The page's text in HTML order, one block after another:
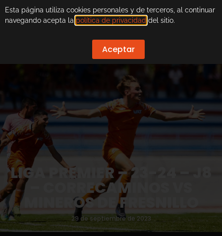
LIGA PREMIER – 23-24 – J8
– CORRECAMINOS VS
MINEROS DE FRESNILLO
29 de septiembre de 2023
Esta página utiliza cookies personales y de terceros, al continuar
navegando acepta la política de privacidad del sitio.
Aceptar